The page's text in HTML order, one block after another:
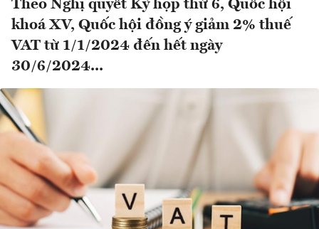
Theo Nghị quyết Kỳ họp thứ 6, Quốc hội
khoá XV, Quốc hội đồng ý giảm 2% thuế
VAT từ 1/1/2024 đến hết ngày
30/6/2024...